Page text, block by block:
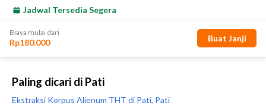
Paling dicari di Pati
Ekstraksi Korpus Alienum THT di Pati, Pati